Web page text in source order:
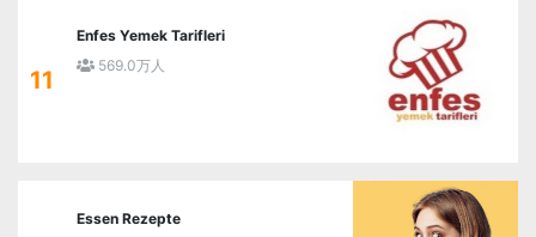
11
Enfes Yemek Tarifleri
569.0万人
Essen Rezepte